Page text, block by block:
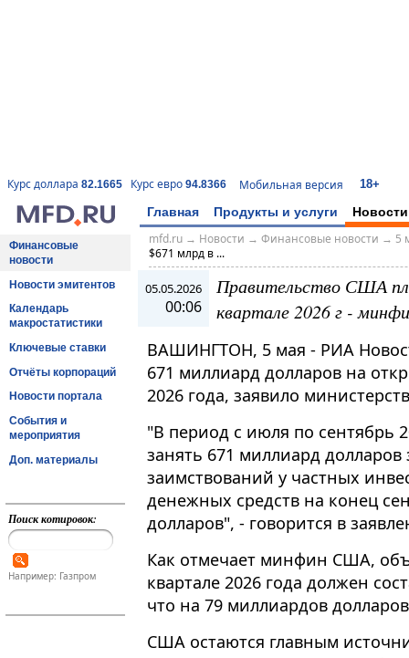
Курс доллара 82.1665 Курс евро 94.8366 Мобильная версия 18+
Главная Продукты и услуги Новости
Финансовые
новости
Новости эмитентов
Календарь
макростатистики
Ключевые ставки
Отчёты корпораций
Новости портала
События и
мероприятия
Доп. материалы
Поиск котировок:
Например: Газпром
mfd.ru→ Новости → Финансовые новости → 5
$671 млрд в ...
05.05.2026
00:06
Правительство США
квартале 2026 г -
ВАШИНГТОН, 5 мая - РИА
671 миллиард долларов на
2026 года, заявило
"В период с июля по сентябрь
занять 671 миллиард
заимствований у частных
денежных средств на конец
долларов", - говорится в
Как отмечает минфин США,
квартале 2026 года должен
что на 79 миллиардов
США остаются главным